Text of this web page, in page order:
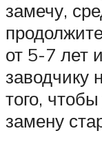
замечу,
от 5-7 лет
заводчику
того,
замену